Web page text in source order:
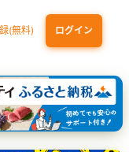
(無料) ログイン
替 P-one Wiz